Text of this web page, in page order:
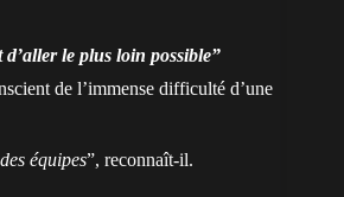
d’aller le plus loin possible”
de l’immense difficulté d’une
équipes”, reconnaît-il.